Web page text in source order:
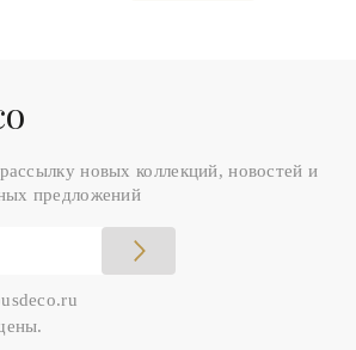
новых коллекций, новостей и
предложений